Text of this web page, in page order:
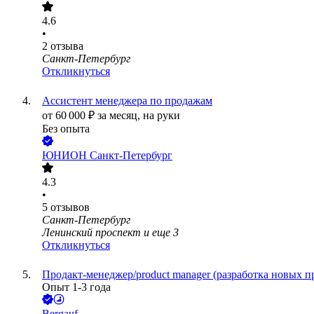
4.6
•
2 отзыва
Санкт-Петербург
Откликнуться
Ассистент менеджера по продажам
от 60 000 ₽ за месяц, на руки
Без опыта
ЮНИОН Санкт-Петербург
4.3
•
5 отзывов
Санкт-Петербург
Ленинский проспект и еще 3
Откликнуться
Продакт-менеджер/product manager (разработка новых
Опыт 1-3 года